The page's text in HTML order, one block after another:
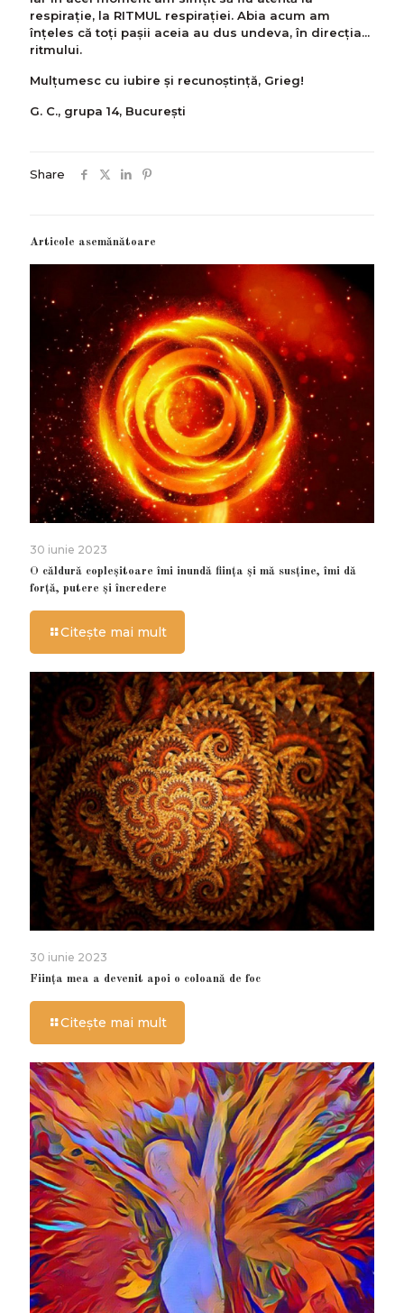
respiraţie, la RITMUL respiraţiei. Abia acum am
înțeles că toți pașii aceia au dus undeva, în direcția...
ritmului.
Mulțumesc cu iubire și recunoștință, Grieg!
G. C., grupa 14, București
Share
Articole asemănătoare
30 iunie 2023
O căldură copleșitoare îmi inundă ființa și mă susține, îmi dă
forță, putere și încredere
Citește mai mult
30 iunie 2023
Ființa mea a devenit apoi o coloană de foc
Citește mai mult